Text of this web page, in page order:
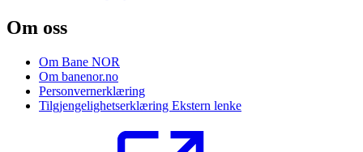
Om oss
Om Bane NOR
Om banenor.no
Personvernerklæring
Tilgjengelighetserklæring Ekstern lenke